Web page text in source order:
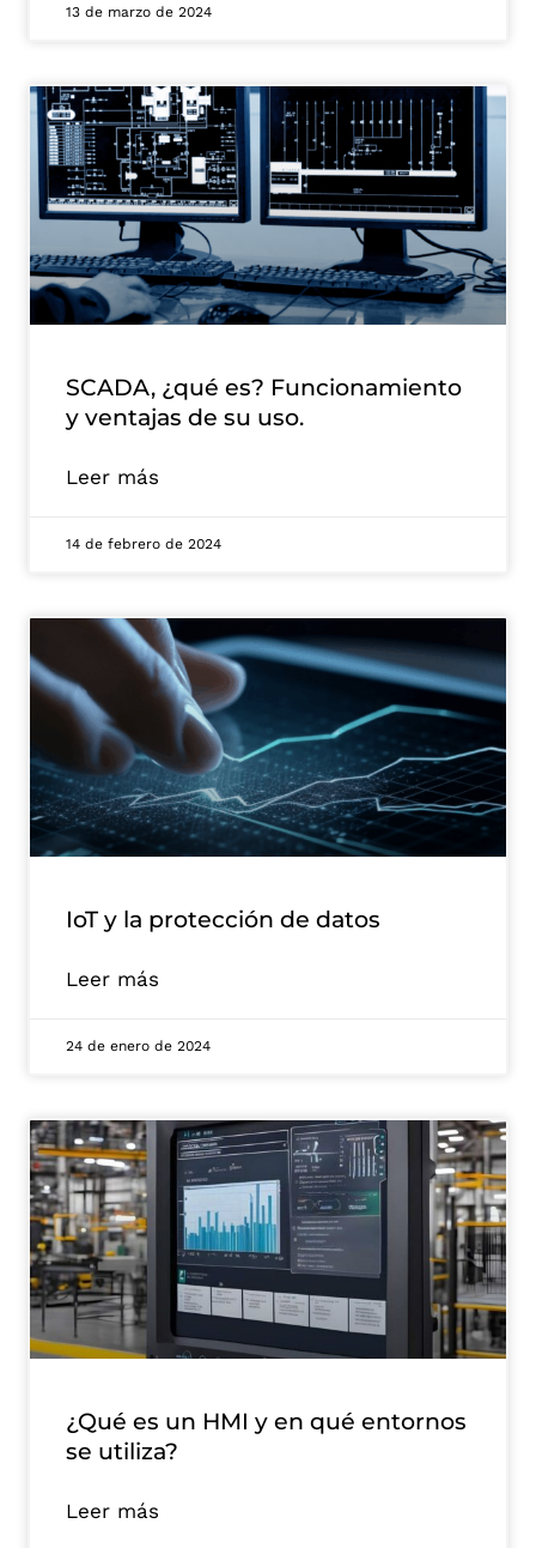
13 de marzo de 2024
SCADA, ¿qué es? Funcionamiento
y ventajas de su uso.
Leer más
14 de febrero de 2024
IoT y la protección de datos
Leer más
24 de enero de 2024
¿Qué es un HMI y en qué entornos
se utiliza?
Leer más